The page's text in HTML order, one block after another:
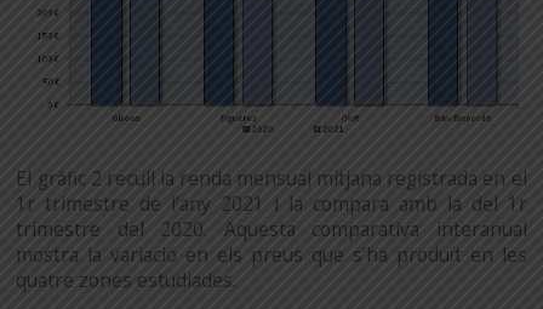
El gràfic 2 recull la renda mensual mitjana registrada en el
1r trimestre de l’any 2021 i la compara amb la del 1r
trimestre del 2020. Aquesta comparativa interanual
mostra la variació en els preus que s’ha produït en les
quatre zones estudiades.